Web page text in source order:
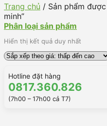
Trang chủ / Sản phẩm
minh”
Phân loại sản phẩm
Hiển thị kết quả duy nhất
Hotline đặt hàng
0817.360.826
(7h00 – 17h00 cả T7)